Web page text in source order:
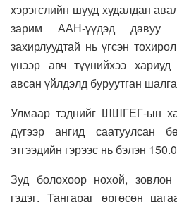
хэрэгслийн шууд худалдан
зарим ААН-үүдэд давуу
захирлуудтай нь үгсэн
үнээр авч түүнийхээ
авсан үйлдэлд буруутган
Улмаар тэднийг ШШГЕГ-ын
дүгээр ангид саатуулсан
этгээдийн гэрээс нь бэлэн
Зуд болохоор нохой,
гэдэг. Тангараг өргөсөн